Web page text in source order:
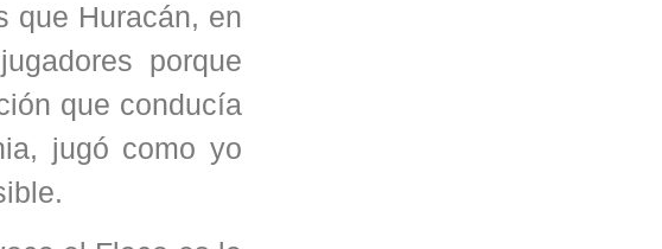
que Huracán, en
porque
que conducía
jugó como yo